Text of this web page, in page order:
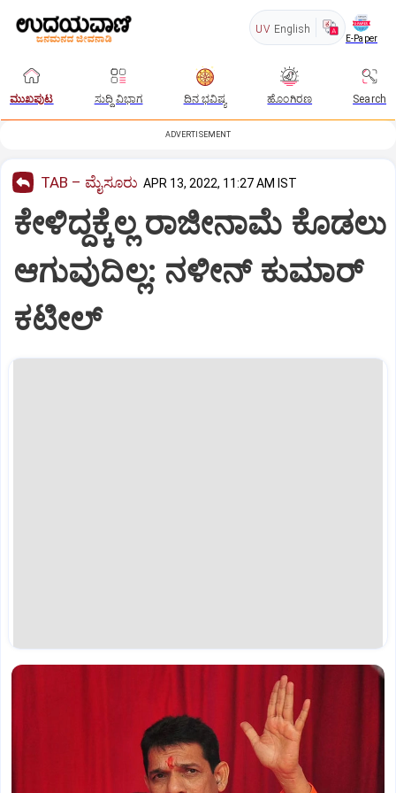
UV English
E-Paper
ಮುಖಪುಟ ಸುದ್ದಿ ವಿಭಾಗ ದಿನ ಭವಿಷ್ಯ ಹೊಂಗಿರಣ Search
ADVERTISEMENT
TAB – ಮೈಸೂರು APR 13, 2022, 11:27 AM IST
ಕೇಳಿದ್ದಕ್ಕೆಲ್ಲ ರಾಜೀನಾಮೆ ಕೊಡಲು
ಆಗುವುದಿಲ್ಲ: ನಳೀನ್ ಕುಮಾರ್
ಕಟೀಲ್